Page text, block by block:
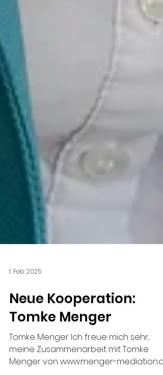
1. Feb. 2025
Neue Kooperation:
Tomke Menger
Tomke Menger Ich freue mich sehr,